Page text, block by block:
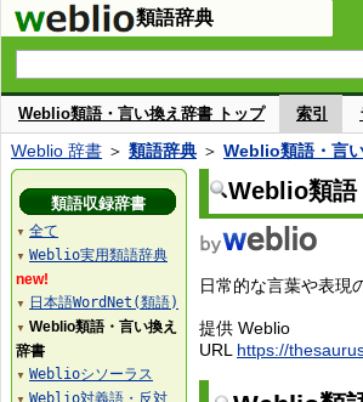
類語辞典
Weblio類語・言い換え辞書 トップ 索引
Weblio 辞書 ＞ 類語辞典 ＞ Weblio類語・言
Weblio類語
日常的な言葉や表現
提供 Weblio
URL https://
類語収録辞書
▼ 全て
▼ Weblio実用類語辞典
new!
▼ 日本語WordNet(類語)
▼ Weblio類語・言い換え
辞書
▼ Weblioシソーラス
Weblio対義語・反対